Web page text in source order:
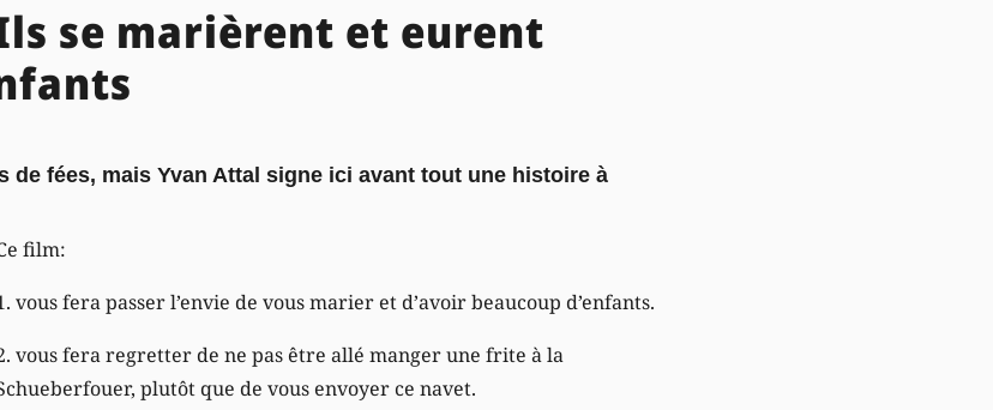
Ils se marièrent et eurent
de fées, mais Yvan Attal signe ici avant tout une histoire à
film:
vous fera passer l’envie de vous marier et d’avoir beaucoup d’enfants.
vous fera regretter de ne pas être allé manger une frite à la
plutôt que de vous envoyer ce navet.